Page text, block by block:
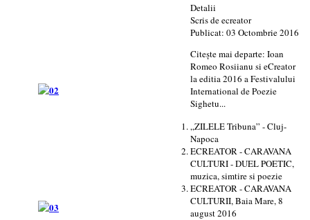
Detalii
Scris deecreator
Publicat: 03 Octombrie 2016
Citește mai departe: Ioan
Romeo Rosiianu si eCreator
la editia 2016 a Festivalului
International de Poezie
Sighetu...
„ZILELE Tribuna” - Cluj-
Napoca
ECREATOR - CARAVANA
CULTURI - DUEL POETIC,
muzica, simtire si poezie
ECREATOR - CARAVANA
CULTURII, Baia Mare, 8
august 2016